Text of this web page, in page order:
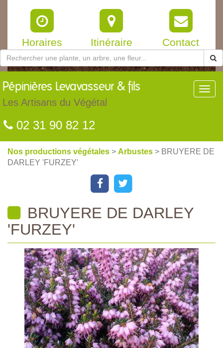
Horaires Itinéraire Contact
Pépinières Levavasseur & fils
Les Artisans du Végétal
02 31 90 82 12
Nos productions végétales > Arbustes > BRUYERE DE
DARLEY 'FURZEY'
BRUYERE DE DARLEY
'FURZEY'